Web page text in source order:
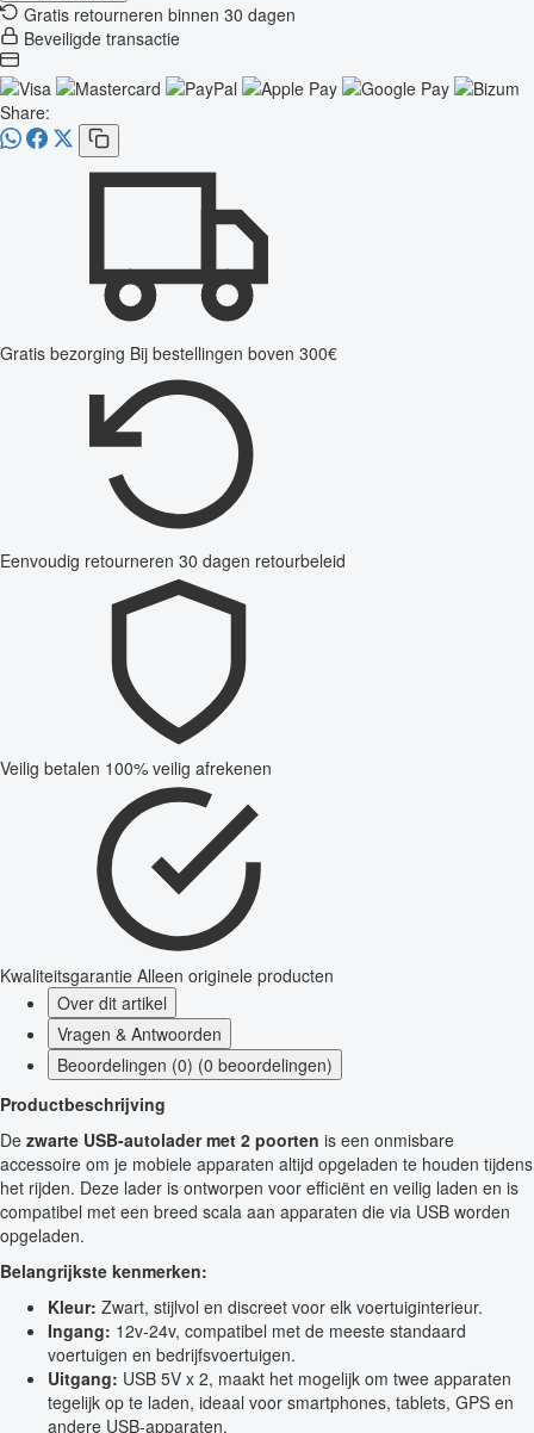
Gratis retourneren binnen 30 dagen
Beveiligde transactie
Share:
Gratis bezorging Bij bestellingen boven 300€
Eenvoudig retourneren 30 dagen retourbeleid
Veilig betalen 100% veilig afrekenen
Kwaliteitsgarantie Alleen originele producten
Over dit artikel
Vragen & Antwoorden
Beoordelingen (0) (0 beoordelingen)
Productbeschrijving
De zwarte USB-autolader met 2 poorten is een onmisbare
accessoire om je mobiele apparaten altijd opgeladen te houden tijdens
het rijden. Deze lader is ontworpen voor efficiënt en veilig laden en is
compatibel met een breed scala aan apparaten die via USB worden
opgeladen.
Belangrijkste kenmerken:
Kleur: Zwart, stijlvol en discreet voor elk voertuiginterieur.
Ingang: 12v-24v, compatibel met de meeste standaard
voertuigen en bedrijfsvoertuigen.
Uitgang: USB 5V x 2, maakt het mogelijk om twee apparaten
tegelijk op te laden, ideaal voor smartphones, tablets, GPS en
andere USB-apparaten.